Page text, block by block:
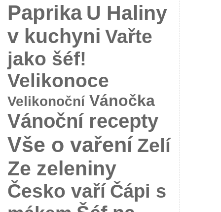
Paprika U Haliny
v kuchyni Vařte
jako šéf!
Velikonoce
Velikonoční Vánočka
Vánoční recepty
Vše o vaření Zelí
Ze zeleniny
Česko vaří Čápi s